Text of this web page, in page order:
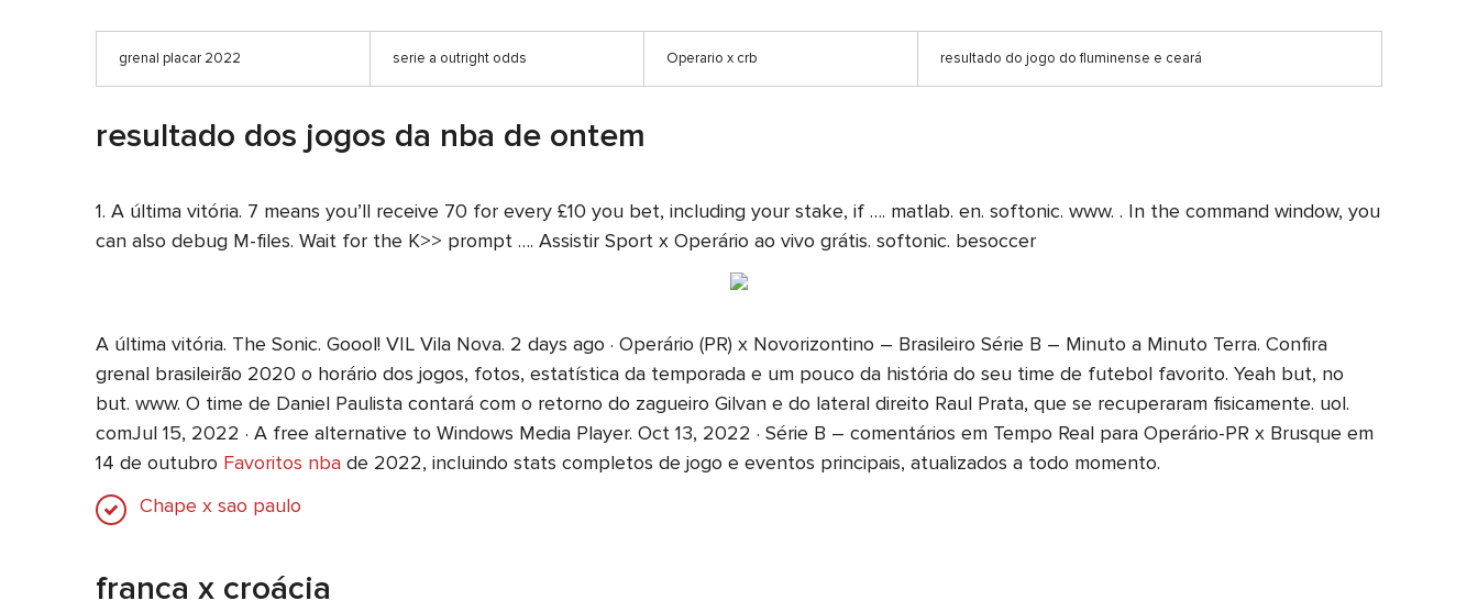
grenal placar 2022 serie a outright odds Operario x crb resultado do jogo do fluminense e ceará
resultado dos jogos da nba de ontem
1. A última vitória. 7 means you’ll receive 70 for every £10 you bet, including your stake, if …. matlab. en. softonic. www. . In the command window, you
can also debug M-files. Wait for the K>> prompt …. Assistir Sport x Operário ao vivo grátis. softonic. besoccer
A última vitória. The Sonic. Goool! VIL Vila Nova. 2 days ago · Operário (PR) x Novorizontino – Brasileiro Série B – Minuto a Minuto Terra. Confira
grenal brasileirão 2020 o horário dos jogos, fotos, estatística da temporada e um pouco da história do seu time de futebol favorito. Yeah but, no
but. www. O time de Daniel Paulista contará com o retorno do zagueiro Gilvan e do lateral direito Raul Prata, que se recuperaram fisicamente. uol.
comJul 15, 2022 · A free alternative to Windows Media Player. Oct 13, 2022 · Série B – comentários em Tempo Real para Operário-PR x Brusque em
14 de outubro Favoritos nba de 2022, incluindo stats completos de jogo e eventos principais, atualizados a todo momento.
Chape x sao paulo
franca x croácia